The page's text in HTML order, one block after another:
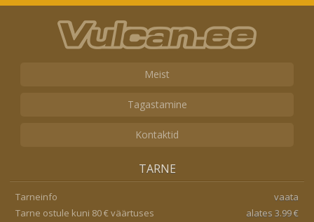
Meist
Tagastamine
Kontaktid
TARNE
Tarneinfo
vaata
Tarne ostule kuni 80 € väärtuses
alates 3.99 €